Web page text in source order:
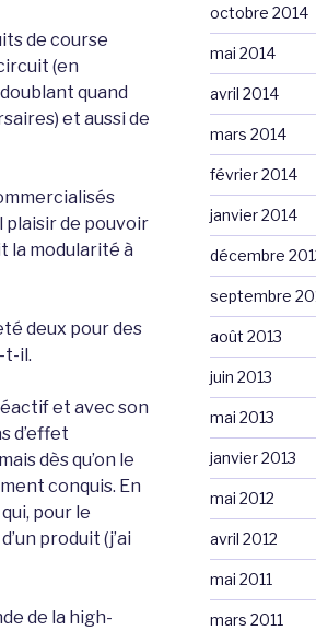
de course
(en
quand
et aussi de
plaisir de pouvoir
la modularité à
deux pour des
t-il.
et avec son
d’effet
dès qu’on le
conquis. En
pour le
produit (j’ai
de la high-
octobre 2014
mai 2014
avril 2014
mars 2014
février 2014
janvier 2014
décembre
septembre
août 2013
juin 2013
mai 2013
janvier 2013
mai 2012
avril 2012
mai 2011
mars 2011